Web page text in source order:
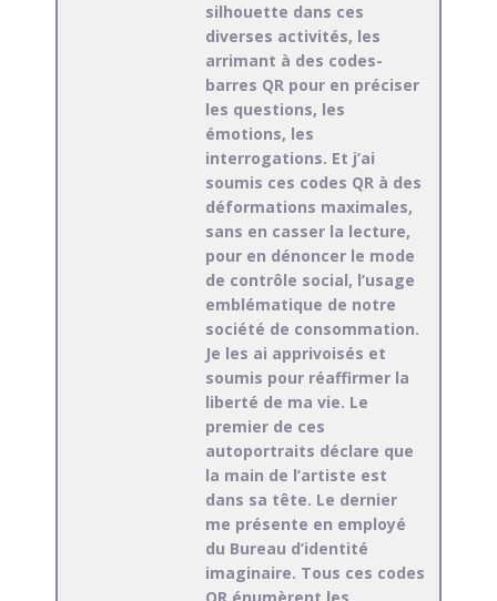
silhouette dans ces
diverses activités, les
arrimant à des codes-
barres QR pour en préciser
les questions, les
émotions, les
interrogations. Et j’ai
soumis ces codes QR à des
déformations maximales,
sans en casser la lecture,
pour en dénoncer le mode
de contrôle social, l’usage
emblématique de notre
société de consommation.
Je les ai apprivoisés et
soumis pour réaffirmer la
liberté de ma vie. Le
premier de ces
autoportraits déclare que
la main de l’artiste est
dans sa tête. Le dernier
me présente en employé
du Bureau d’identité
imaginaire. Tous ces codes